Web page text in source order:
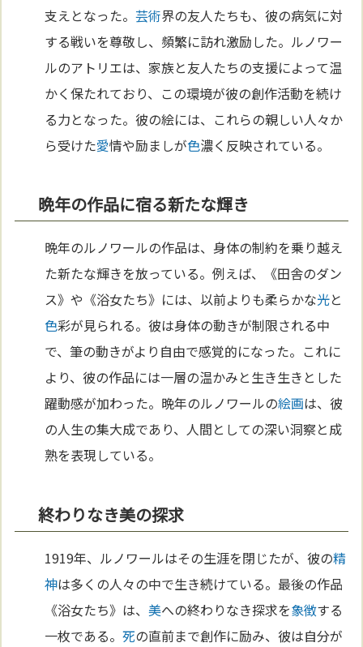
支えとなった。芸術界の友人たちも、彼の病気に対
する戦いを尊敬し、頻繁に訪れ激励した。ルノワー
ルのアトリエは、家族と友人たちの支援によって温
かく保たれており、この環境が彼の創作活動を続け
る力となった。彼の絵には、これらの親しい人々か
ら受けた愛情や励ましが色濃く反映されている。
晩年の作品に宿る新たな輝き
晩年のルノワールの作品は、身体の制約を乗り越え
た新たな輝きを放っている。例えば、《田舎のダン
ス》や《浴女たち》には、以前よりも柔らかな光と
色彩が見られる。彼は身体の動きが制限される中
で、筆の動きがより自由で感覚的になった。これに
より、彼の作品には一層の温かみと生き生きとした
躍動感が加わった。晩年のルノワールの絵画は、彼
の人生の集大成であり、人間としての深い洞察と成
熟を表現している。
終わりなき美の探求
1919年、ルノワールはその生涯を閉じたが、彼の精
神は多くの人々の中で生き続けている。最後の作品
《浴女たち》は、美への終わりなき探求を象徴する
一枚である。死の直前まで創作に励み、彼は自分が